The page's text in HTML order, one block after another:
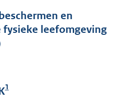
s
g
en
fysieke leefomgeving
1